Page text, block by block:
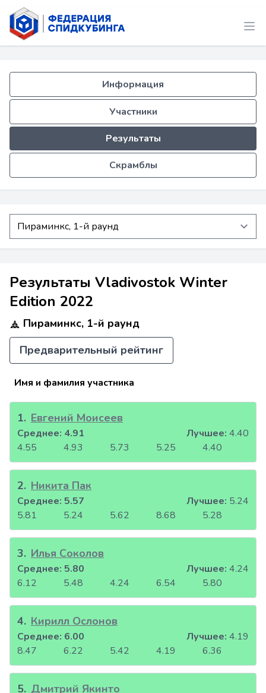
Информация
Участники
Результаты
Скрамблы
Результаты Vladivostok Winter
Edition 2022
Пираминкс, 1-й раунд
Предварительный рейтинг
Имя и фамилия участника
1. Евгений Моисеев
4.55 4.93 5.73 5.25 4.40
Среднее: 4.91 Лучшее: 4.40
2. Никита Пак
5.81 5.24 5.62 8.68 5.28
Среднее: 5.57 Лучшее: 5.24
3. Илья Соколов
6.12 5.48 4.24 6.54 5.80
Среднее: 5.80 Лучшее: 4.24
4. Кирилл Ослонов
8.47 6.22 5.42 4.19 6.36
Среднее: 6.00 Лучшее: 4.19
5. Дмитрий Якинто